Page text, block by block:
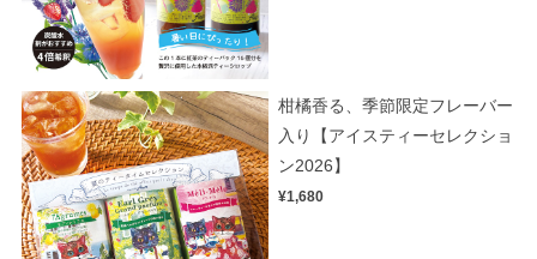
柑橘香る、季節限定フレーバー
入り【アイスティーセレクショ
ン2026】
¥1,680